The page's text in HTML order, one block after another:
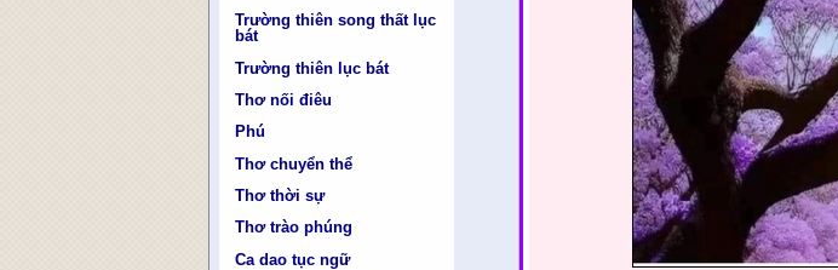
Trường thiên song thất lục
bát
Trường thiên lục bát
Thơ nối điêu
Phú
Thơ chuyển thể
Thơ thời sự
Thơ trào phúng
Ca dao tục ngữ